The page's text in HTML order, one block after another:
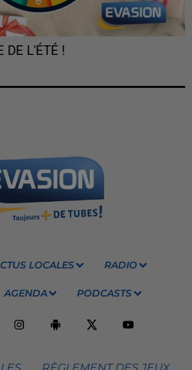
DE L'ÉTÉ !
LOCALES RADIO
AGENDA PODCASTS